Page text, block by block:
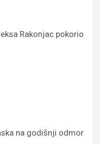
Rakonjac pokorio
na godišnji odmor